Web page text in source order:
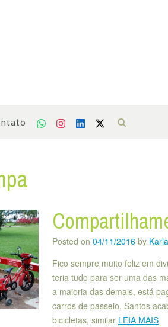
Posted on 04/11/2016by
Fico sempre muito feliz em
teria tudo para ser uma das
a maioria das demais, está
carros de passeio. Santos
bicicletas, similar LEIA MAIS